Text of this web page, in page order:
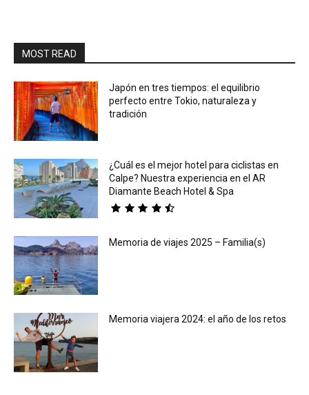
MOST READ
Japón en tres tiempos: el equilibrio
perfecto entre Tokio, naturaleza y
tradición
¿Cuál es el mejor hotel para ciclistas en
Calpe? Nuestra experiencia en el AR
Diamante Beach Hotel & Spa
Memoria de viajes 2025 – Familia(s)
Memoria viajera 2024: el año de los retos